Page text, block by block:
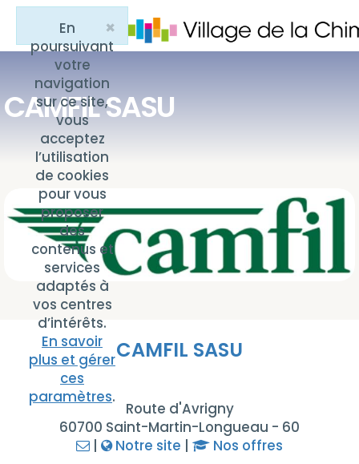
×
Close
En
poursuivant
votre
navigation
sur ce site,
vous
acceptez
l’utilisation
de cookies
pour vous
proposer
des
contenus et
services
adaptés à
vos centres
d’intérêts.
En savoir
plus et gérer
ces
paramètres.
CAMFIL SASU
CAMFIL SASU
Route d'Avrigny
60700 Saint-Martin-Longueau - 60
|
Notre site | Nos offres